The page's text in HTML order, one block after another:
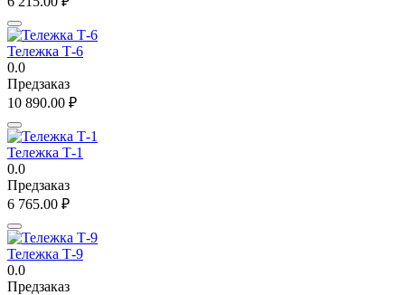
Тележка Т-6
0.0
Предзаказ
10 890.00 ₽
Тележка Т-1
0.0
Предзаказ
6 765.00 ₽
Тележка Т-9
0.0
Предзаказ